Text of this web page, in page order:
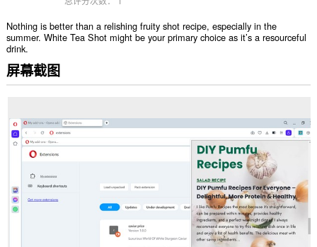
Nothing is better than a relishing fruity shot recipe, especially in the
summer. White Tea Shot might be your primary choice as it’s a resourceful
drink.
屏幕截图